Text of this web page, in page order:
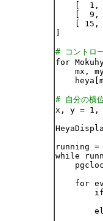
[  1,
[  9,
[ 15,
# コントロ
for
mx,
# 自分の横
x, y = 1,
running =
while
for